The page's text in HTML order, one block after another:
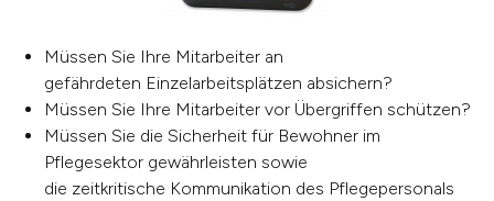
Müssen Sie Ihre Mitarbeiter an
gefährdeten Einzelarbeitsplätzen absichern?
Müssen Sie Ihre Mitarbeiter vor Übergriffen schützen?
Müssen Sie die Sicherheit für Bewohner im
Pflegesektor gewährleisten sowie
die zeitkritische Kommunikation des Pflegepersonals